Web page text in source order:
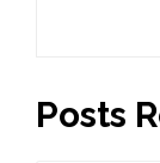
Posts